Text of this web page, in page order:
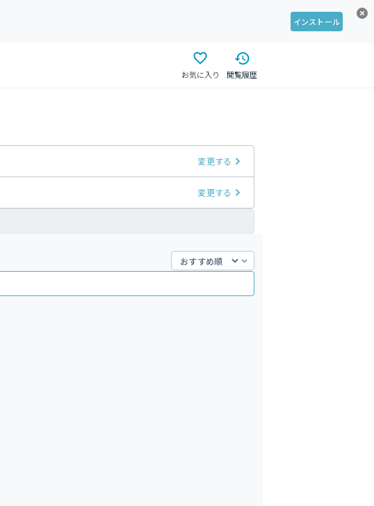
インストール
お気に入り 閲覧履歴
変更する
変更する